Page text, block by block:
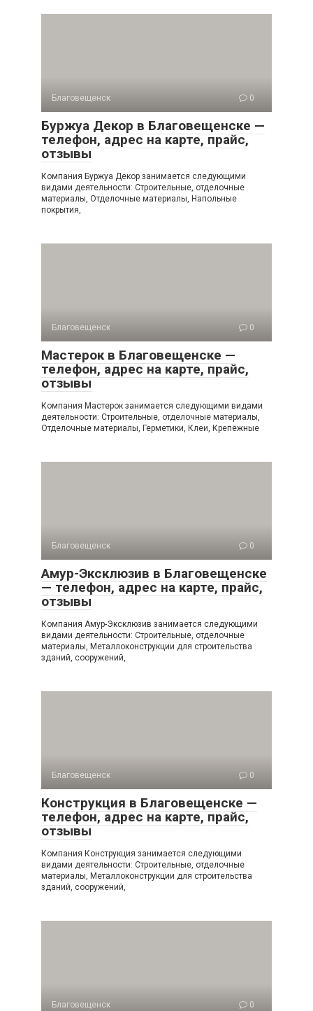
Благовещенск 0
Буржуа Декор в Благовещенске —
телефон, адрес на карте, прайс,
отзывы
Компания Буржуа Декор занимается следующими
видами деятельности: Строительные, отделочные
материалы, Отделочные материалы, Напольные
покрытия,
Благовещенск 0
Мастерок в Благовещенске —
телефон, адрес на карте, прайс,
отзывы
Компания Мастерок занимается следующими видами
деятельности: Строительные, отделочные материалы,
Отделочные материалы, Герметики, Клеи, Крепёжные
Благовещенск 0
Амур-Эксклюзив в Благовещенске
— телефон, адрес на карте, прайс,
отзывы
Компания Амур-Эксклюзив занимается следующими
видами деятельности: Строительные, отделочные
материалы, Металлоконструкции для строительства
зданий, сооружений,
Благовещенск 0
Конструкция в Благовещенске —
телефон, адрес на карте, прайс,
отзывы
Компания Конструкция занимается следующими
видами деятельности: Строительные, отделочные
материалы, Металлоконструкции для строительства
зданий, сооружений,
Благовещенск 0